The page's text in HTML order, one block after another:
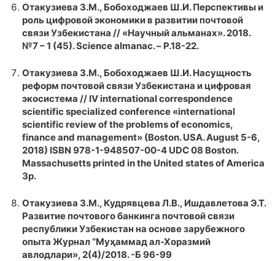
Отакузиева З.М., Бобоходжаев Ш.И. Перспективы и
роль цифровой экономики в развитии почтовой
связи Узбекистана // «Научный альманах». 2018.
№7 – 1 (45). Science almanac. – Р.18-22.
Отакузиева З.М., Бобоходжаев Ш.И. Насущность
реформ почтовой связи Узбекистана и цифровая
экосистема // IV international correspondence
scientific specialized conference «international
scientific review of the problems of economics,
finance and management» (Boston. USA. August 5-6,
2018) ISBN 978-1-948507-00-4 UDC 08 Boston.
Massachusetts printed in the United states of America
3р.
Отакузиева З.М., Кудрявцева Л.В., Ишдавлетова Э.Т.
Развитие почтового банкинга почтовой связи
республики Узбекистан на основе зарубежного
опыта Журнал “Муҳаммад ал-Хоразмий
авлодлари», 2(4)/2018. -Б 96-99